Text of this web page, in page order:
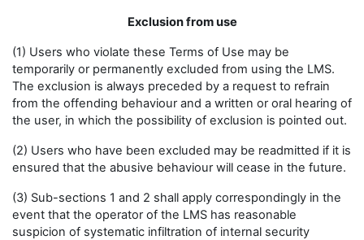
Exclusion from use
(1) Users who violate these Terms of Use may be
temporarily or permanently excluded from using the LMS.
The exclusion is always preceded by a request to refrain
from the offending behaviour and a written or oral hearing of
the user, in which the possibility of exclusion is pointed out.
(2) Users who have been excluded may be readmitted if it is
ensured that the abusive behaviour will cease in the future.
(3) Sub-sections 1 and 2 shall apply correspondingly in the
event that the operator of the LMS has reasonable
suspicion of systematic infiltration of internal security